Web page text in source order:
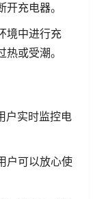
充电器。
境中进行充
或受潮。
户实时监控电
户可以放心使